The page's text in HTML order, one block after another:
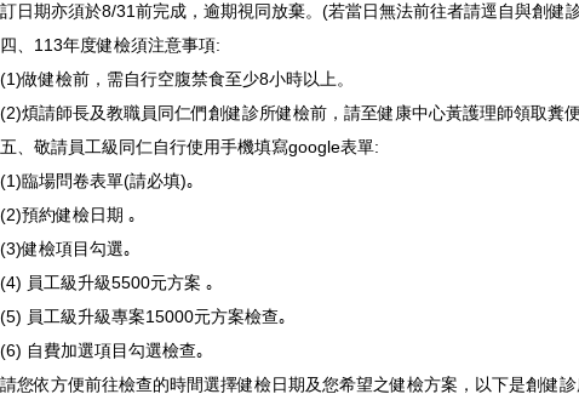
訂日期亦須於8/31前完成，逾期視同放棄。(若當日無法前往者請逕自與創
四、113年度健檢須注意事項:
(1)做健檢前，需自行空腹禁食至少8小時以上。
(2)煩請師長及教職員同仁們創健診所健檢前，請至健康中心黃護理師領取糞
五、敬請員工級同仁自行使用手機填寫google表單:
(1)臨場問卷表單(請必填)｡
(2)預約健檢日期 ｡
(3)健檢項目勾選｡
(4) 員工級升級5500元方案 ｡
(5) 員工級升級專案15000元方案檢查｡
(6) 自費加選項目勾選檢查｡
請您依方便前往檢查的時間選擇健檢日期及您希望之健檢方案，以下是創健